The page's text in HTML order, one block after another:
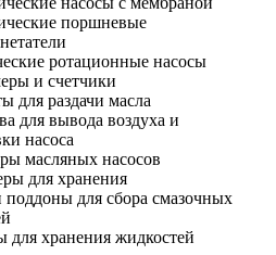
поршневые
ротационные насосы
и счетчики
для раздачи масла
для вывода воздуха и
насоса
масляных насосов
для хранения
для сбора смазочных
для хранения жидкостей